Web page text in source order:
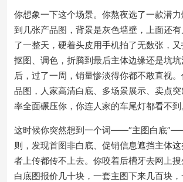
你想象一下这个场景。你熬夜选了一款潜
到几张产品图，背景是灰色墙壁，上面还
了一整天，硬着头皮用手机拍了无数张，
抠图、调色，折腾到最后主体边缘还是坑
后，过了一周，销量惨淡得你都不敢直视
品图，人家高清白底、多场景展示、卖点
率全面碾压你，你连人家的车尾灯都看不到
这时候你突然想到一个词——“主图白底
则，发现首图非白底、促销信息遮挡主体
者上传都传不上去。你咬着后槽牙去网上
白底图报价几十块，一套主图下来几百块